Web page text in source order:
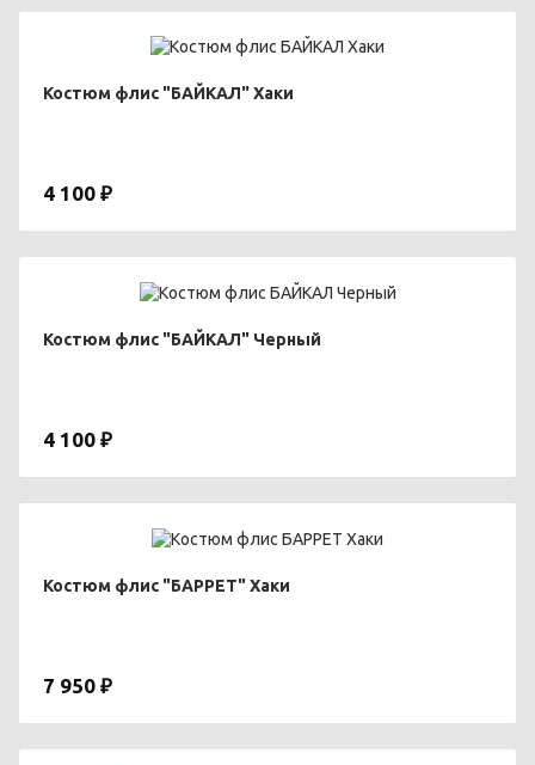
Костюм флис "БАЙКАЛ" Хаки
4 100 ₽
Костюм флис "БАЙКАЛ" Черный
4 100 ₽
Костюм флис "БАРРЕТ" Хаки
7 950 ₽